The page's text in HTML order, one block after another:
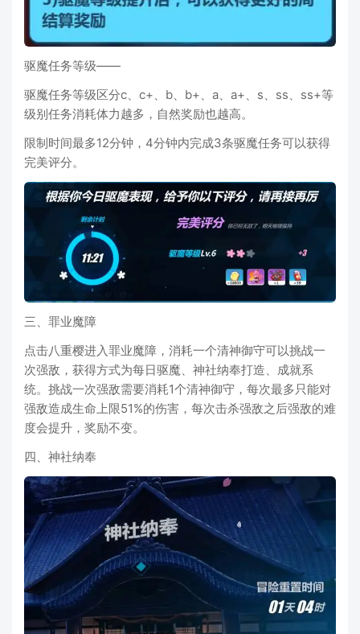
驱魔任务等级——
驱魔任务等级区分c、c+、b、b+、a、a+、s、ss、ss+等
级别任务消耗体力越多，自然奖励也越高。
限制时间最多12分钟，4分钟内完成3条驱魔任务可以获得
完美评分。
三、罪业魔障
点击八重樱进入罪业魔障，消耗一个清神御守可以挑战一
次强敌，获得方式为每日驱魔、神社纳奉打造、成就系
统。挑战一次强敌需要消耗1个清神御守，每次最多只能对
强敌造成生命上限51%的伤害，每次击杀强敌之后强敌的难
度会提升，奖励不变。
四、神社纳奉